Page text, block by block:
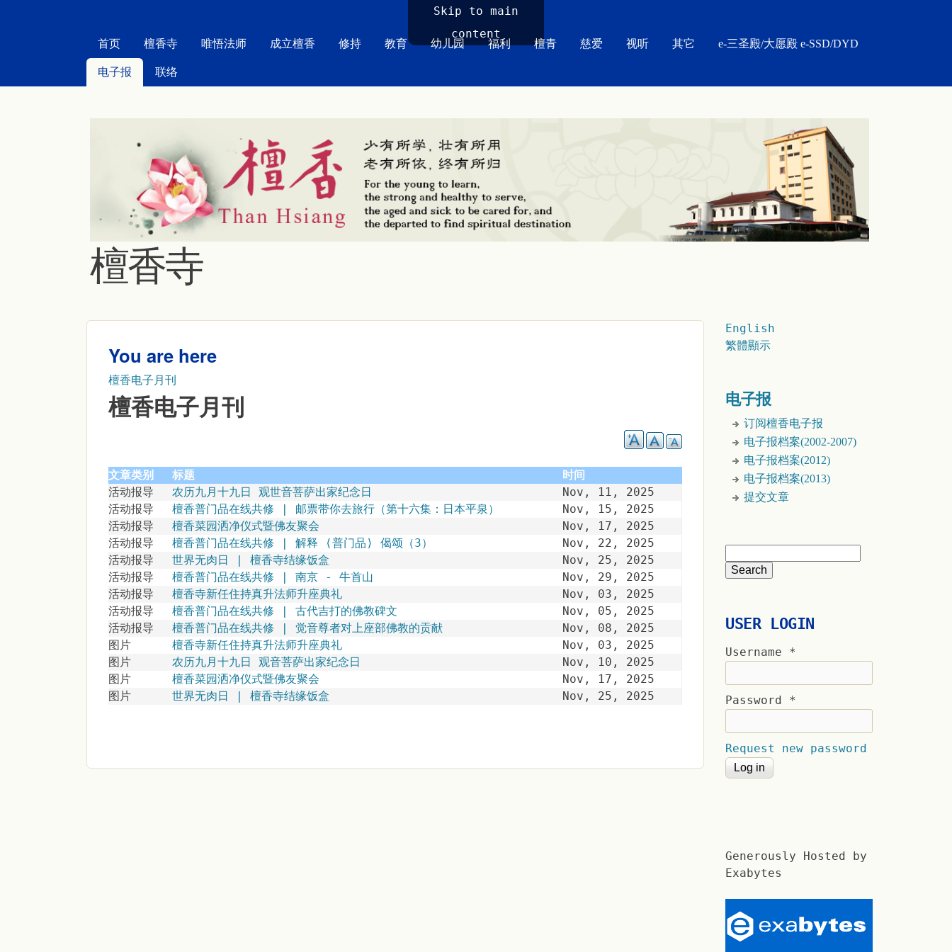
Skip to main
content
首页 檀香寺 唯悟法师 成立檀香 修持 教育 幼儿园 福利 檀青 慈爱 视听 其它 e-三圣殿/大愿殿 e-SSD/DYD
电子报 联络
檀香寺
You are here
檀香电子月刊
檀香电子月刊
文章类别 标题
时间
活动报导
农历九月十九日 观世音菩萨出家纪念日
Nov, 11, 2025
活动报导
檀香普门品在线共修 | 邮票带你去旅行（第十六集：日本平泉）
Nov, 15, 2025
活动报导
檀香菜园洒净仪式暨佛友聚会
Nov, 17, 2025
活动报导
檀香普门品在线共修 | 解释 ⟨普门品⟩ 偈颂（3）
Nov, 22, 2025
活动报导
世界无肉日 | 檀香寺结缘饭盒
Nov, 25, 2025
活动报导
檀香普门品在线共修 | 南京 - 牛首山
Nov, 29, 2025
活动报导
檀香寺新任住持真升法师升座典礼
Nov, 03, 2025
活动报导
檀香普门品在线共修 | 古代吉打的佛教碑文
Nov, 05, 2025
活动报导
檀香普门品在线共修 | 觉音尊者对上座部佛教的贡献
Nov, 08, 2025
图片
檀香寺新任住持真升法师升座典礼
Nov, 03, 2025
图片
农历九月十九日 观音菩萨出家纪念日
Nov, 10, 2025
图片
檀香菜园洒净仪式暨佛友聚会
Nov, 17, 2025
图片
世界无肉日 | 檀香寺结缘饭盒 Nov, 25, 2025
English
繁體顯示
电子报
订阅檀香电子报
电子报档案(2002-2007)
电子报档案(2012)
电子报档案(2013)
提交文章
USER LOGIN
Username *
Password *
Request new password
Generously Hosted by
Exabytes